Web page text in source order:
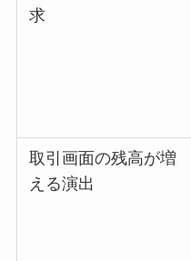
求
取引画面の残高が増
える演出